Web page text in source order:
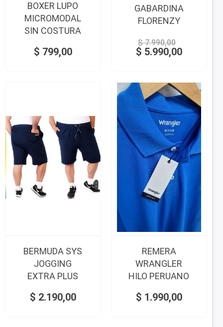
BOXER LUPO
MICROMODAL
SIN COSTURA
$ 799,00
GABARDINA
FLORENZY
$7.990,00
$ 5.990,00
BERMUDA SYS
JOGGING
EXTRA PLUS
$ 2.190,00
REMERA
WRANGLER
HILO PERUANO
$ 1.990,00